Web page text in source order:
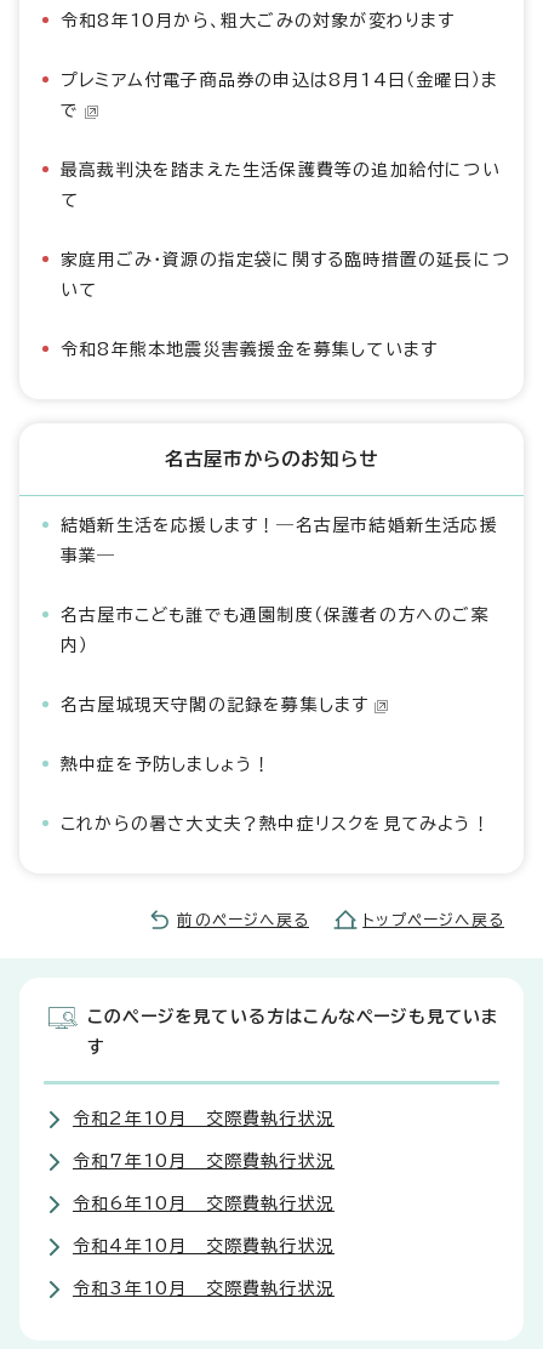
令和8年10月から、粗大ごみの対象が変わります
プレミアム付電子商品券の申込は8月14日（金曜日）ま
で
最高裁判決を踏まえた生活保護費等の追加給付につい
て
家庭用ごみ・資源の指定袋に関する臨時措置の延長につ
いて
令和8年熊本地震災害義援金を募集しています
名古屋市からのお知らせ
結婚新生活を応援します！―名古屋市結婚新生活応援
事業―
名古屋市こども誰でも通園制度（保護者の方へのご案
内）
名古屋城現天守閣の記録を募集します
熱中症を予防しましょう！
これからの暑さ大丈夫？熱中症リスクを見てみよう！
前のページへ戻る トップページへ戻る
このページを見ている方はこんなページも見ていま
す
令和2年10月 交際費執行状況
令和7年10月 交際費執行状況
令和6年10月 交際費執行状況
令和4年10月 交際費執行状況
令和3年10月 交際費執行状況